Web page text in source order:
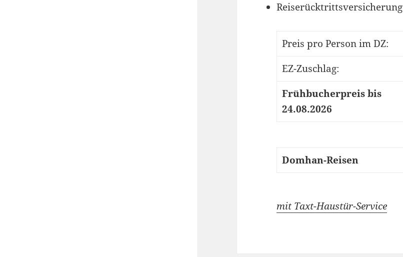
Reiserücktrittsversicherung
Preis pro Person im DZ:
EZ-Zuschlag:
Frühbucherpreis bis
24.08.2026
Domhan-Reisen
mit Taxt-Haustür-Service